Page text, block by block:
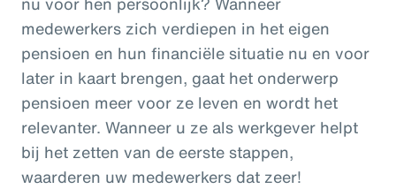
medewerkers zich verdiepen in het eigen
pensioen en hun financiële situatie nu en voor
later in kaart brengen, gaat het onderwerp
pensioen meer voor ze leven en wordt het
relevanter. Wanneer u ze als werkgever helpt
bij het zetten van de eerste stappen,
waarderen uw medewerkers dat zeer!